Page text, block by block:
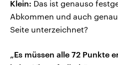
Klein: Das ist genauso
Abkommen und auch
Seite unterzeichnet?
„Es müssen alle 72 Punkte